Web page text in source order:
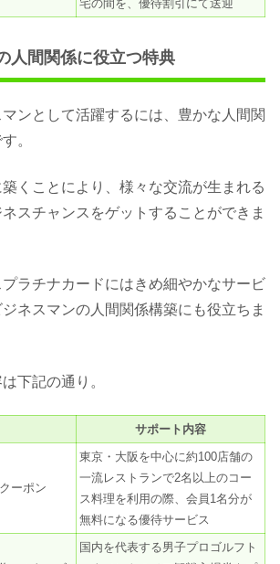
宅の間を、優待割引にて送迎
人間関係に役立つ特典
マンとして活躍するには、豊かな人間関
。
くことにより、様々な交流が生まれる
スチャンスをゲットすることができま
ラチナカードにはきめ細やかなサービ
ネスマンの人間関係構築にも役立ちま
下記の通り。
サポート内容
ーポン
東京・大阪を中心に約100店舗の
一流レストランで2名以上のコー
ス料理を利用の際、会員1名分が
無料になる優待サービス
国内を代表する男子プロゴルフト